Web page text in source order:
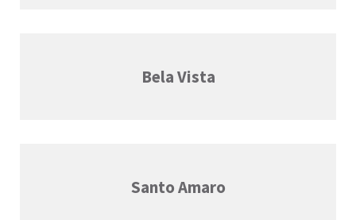
Bela Vista
Santo Amaro